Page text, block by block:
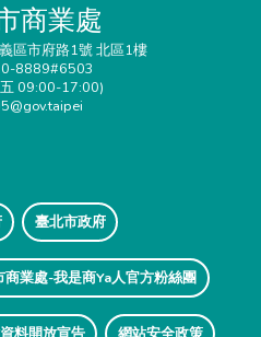
商業處
區市府路1號 北區1樓
8889#6503
09:00-17:00)
臺北市政府
商業處-我是商Ya人官方粉絲團